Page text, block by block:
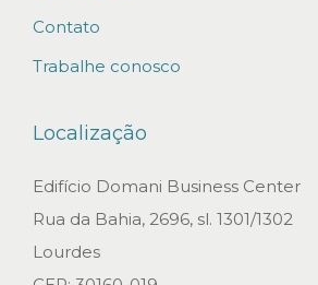
Contato
Trabalhe conosco
Localização
Edifício Domani Business Center
Rua da Bahia, 2696, sl. 1301/1302
Lourdes